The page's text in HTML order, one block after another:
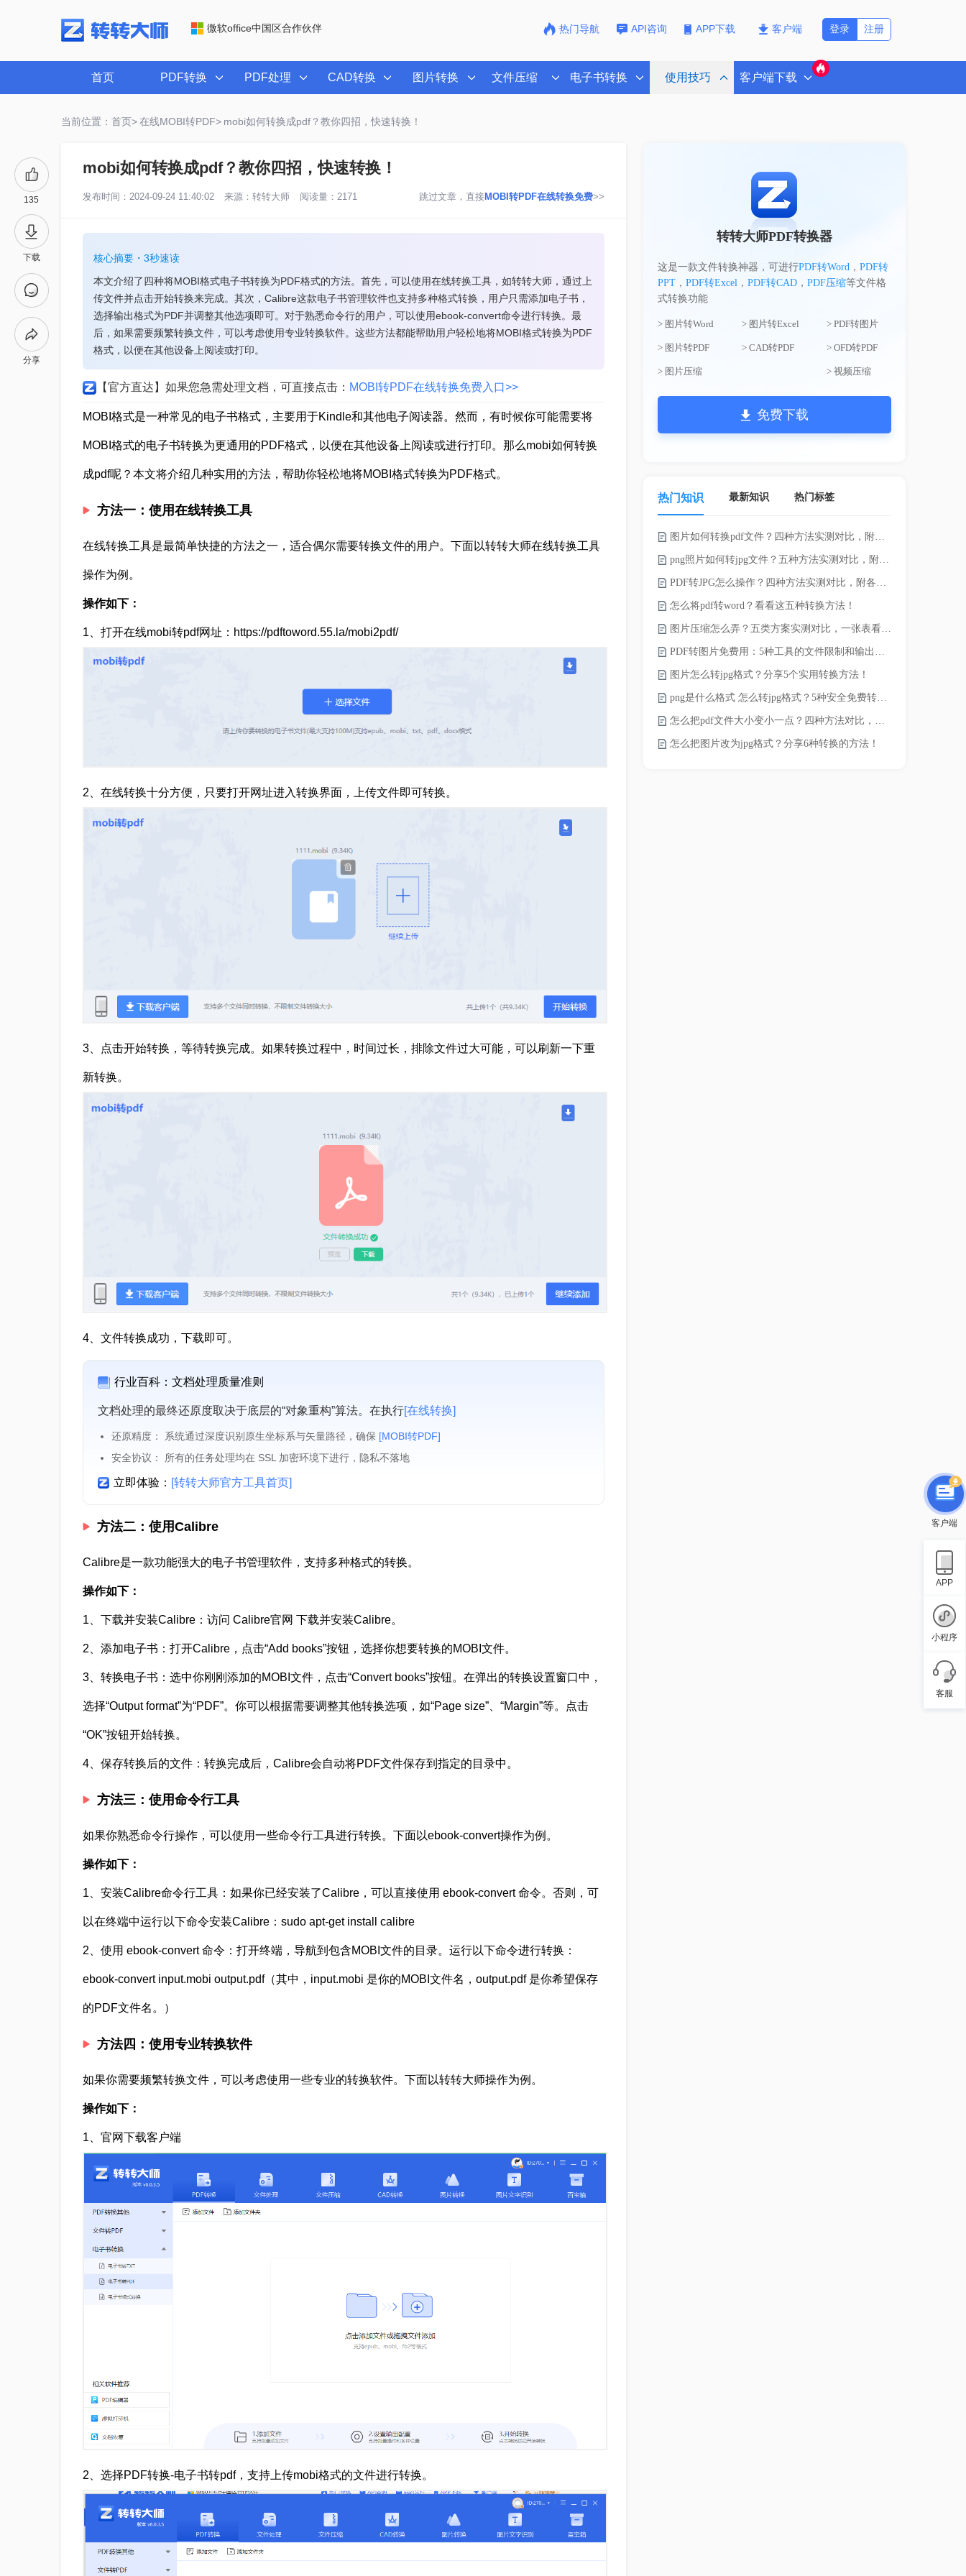
微软office中国区合作伙伴 热门导航 API咨询 APP下载 客户端 注册
登录
首页 PDF转换 PDF处理 CAD转换 图片转换 文件压缩 电子书转换 使用技巧 客户端下载
当前位置：首页> 在线MOBI转PDF> mobi如何转换成pdf？教你四招，快速转换！
135
下载
分享
mobi如何转换成pdf？教你四招，快速转换！
发布时间：2024-09-24 11:40:02 来源： 转转大师 阅读量：2171 跳过文章，直接MOBI转PDF在线转换免费>>
核心摘要・3秒速读
本文介绍了四种将MOBI格式电子书转换为PDF格式的方法。首先，可以使用在线转换工具，如转转大师，通过上
传文件并点击开始转换来完成。其次，Calibre这款电子书管理软件也支持多种格式转换，用户只需添加电子书，
选择输出格式为PDF并调整其他选项即可。对于熟悉命令行的用户，可以使用ebook-convert命令进行转换。最
后，如果需要频繁转换文件，可以考虑使用专业转换软件。这些方法都能帮助用户轻松地将MOBI格式转换为PDF
格式，以便在其他设备上阅读或打印。
【官方直达】如果您急需处理文档，可直接点击： MOBI转PDF在线转换免费入口>>
MOBI格式是一种常见的电子书格式，主要用于Kindle和其他电子阅读器。然而，有时候你可能需要将
MOBI格式的电子书转换为更通用的PDF格式，以便在其他设备上阅读或进行打印。那么mobi如何转换
成pdf呢？本文将介绍几种实用的方法，帮助你轻松地将MOBI格式转换为PDF格式。
方法一：使用在线转换工具
在线转换工具是最简单快捷的方法之一，适合偶尔需要转换文件的用户。下面以转转大师在线转换工具
操作为例。
操作如下：
1、打开在线mobi转pdf网址：https://pdftoword.55.la/mobi2pdf/
2、在线转换十分方便，只要打开网址进入转换界面，上传文件即可转换。
3、点击开始转换，等待转换完成。如果转换过程中，时间过长，排除文件过大可能，可以刷新一下重
新转换。
4、文件转换成功，下载即可。
行业百科：文档处理质量准则
文档处理的最终还原度取决于底层的“对象重构”算法。在执行[在线转换]
还原精度： 系统通过深度识别原生坐标系与矢量路径，确保 [MOBI转PDF]
安全协议： 所有的任务处理均在 SSL 加密环境下进行，隐私不落地
立即体验： [转转大师官方工具首页]
方法二：使用Calibre
Calibre是一款功能强大的电子书管理软件，支持多种格式的转换。
操作如下：
1、下载并安装Calibre：访问 Calibre官网 下载并安装Calibre。
2、添加电子书：打开Calibre，点击“Add books”按钮，选择你想要转换的MOBI文件。
3、转换电子书：选中你刚刚添加的MOBI文件，点击“Convert books”按钮。在弹出的转换设置窗口中，
选择“Output format”为“PDF”。你可以根据需要调整其他转换选项，如“Page size”、“Margin”等。点击
“OK”按钮开始转换。
4、保存转换后的文件：转换完成后，Calibre会自动将PDF文件保存到指定的目录中。
方法三：使用命令行工具
如果你熟悉命令行操作，可以使用一些命令行工具进行转换。下面以ebook-convert操作为例。
操作如下：
1、安装Calibre命令行工具：如果你已经安装了Calibre，可以直接使用 ebook-convert 命令。否则，可
以在终端中运行以下命令安装Calibre：sudo apt-get install calibre
2、使用 ebook-convert 命令：打开终端，导航到包含MOBI文件的目录。运行以下命令进行转换：
ebook-convert input.mobi output.pdf（其中，input.mobi 是你的MOBI文件名，output.pdf 是你希望保存
的PDF文件名。）
方法四：使用专业转换软件
如果你需要频繁转换文件，可以考虑使用一些专业的转换软件。下面以转转大师操作为例。
操作如下：
1、官网下载客户端
2、选择PDF转换-电子书转pdf，支持上传mobi格式的文件进行转换。
转转大师PDF转换器
这是一款文件转换神器，可进行PDF转Word， PDF转
PPT， PDF转Excel， PDF转CAD， PDF压缩等文件格
式转换功能
> 图片转Word > 图片转Excel > PDF转图片
> 图片转PDF > CAD转PDF > OFD转PDF
> 图片压缩 > 视频压缩
免费下载
热门知识 最新知识 热门标签
图片如何转换pdf文件？四种方法实测对比，附各场景最优选！
png照片如何转jpg文件？五种方法实测对比，附各场景最优选!！
PDF转JPG怎么操作？四种方法实测对比，附各场景最优选！
怎么将pdf转word？看看这五种转换方法！
图片压缩怎么弄？五类方案实测对比，一张表看懂怎么选！
PDF转图片免费用：5种工具的文件限制和输出质量对比！
图片怎么转jpg格式？分享5个实用转换方法！
png是什么格式 怎么转jpg格式？5种安全免费转换方法全解析！
怎么把pdf文件大小变小一点？四种方法对比，一看就懂！
怎么把图片改为jpg格式？分享6种转换的方法！
客户端
APP
小程序
客服